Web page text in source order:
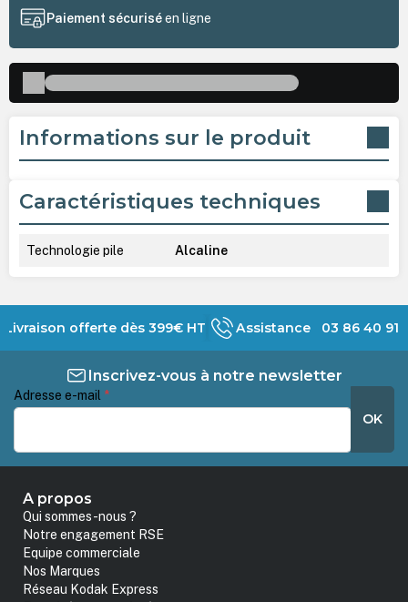
Paiement sécuriséen ligne
Informations sur le produit
Caractéristiques techniques
Technologie pile Alcaline
Livraison offerte dès 399€ HT Assistance 03 86 40 91
Inscrivez-vous à notre newsletter
Adresse e-mail *
OK
A propos
Qui sommes-nous ?
Notre engagement RSE
Equipe commerciale
Nos Marques
Réseau Kodak Express